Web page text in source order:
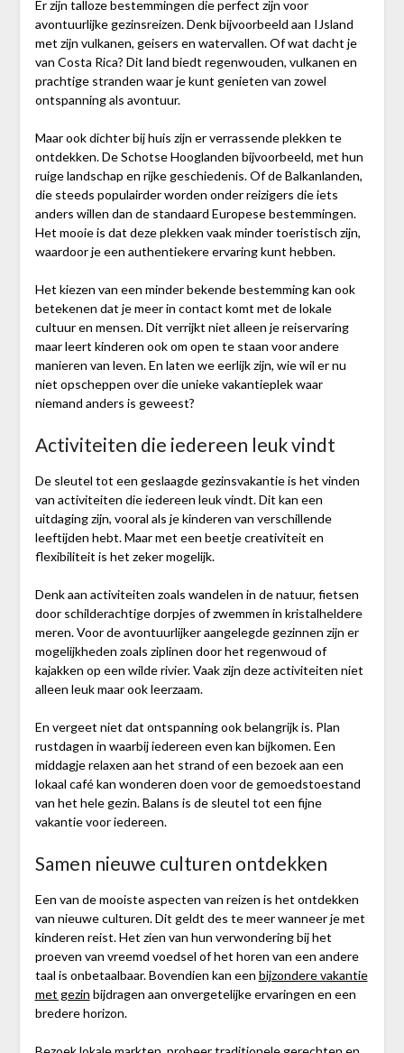
Er zijn talloze bestemmingen die perfect zijn voor
avontuurlijke gezinsreizen. Denk bijvoorbeeld aan IJsland
met zijn vulkanen, geisers en watervallen. Of wat dacht je
van Costa Rica? Dit land biedt regenwouden, vulkanen en
prachtige stranden waar je kunt genieten van zowel
ontspanning als avontuur.
Maar ook dichter bij huis zijn er verrassende plekken te
ontdekken. De Schotse Hooglanden bijvoorbeeld, met hun
ruige landschap en rijke geschiedenis. Of de Balkanlanden,
die steeds populairder worden onder reizigers die iets
anders willen dan de standaard Europese bestemmingen.
Het mooie is dat deze plekken vaak minder toeristisch zijn,
waardoor je een authentiekere ervaring kunt hebben.
Het kiezen van een minder bekende bestemming kan ook
betekenen dat je meer in contact komt met de lokale
cultuur en mensen. Dit verrijkt niet alleen je reiservaring
maar leert kinderen ook om open te staan voor andere
manieren van leven. En laten we eerlijk zijn, wie wil er nu
niet opscheppen over die unieke vakantieplek waar
niemand anders is geweest?
Activiteiten die iedereen leuk vindt
De sleutel tot een geslaagde gezinsvakantie is het vinden
van activiteiten die iedereen leuk vindt. Dit kan een
uitdaging zijn, vooral als je kinderen van verschillende
leeftijden hebt. Maar met een beetje creativiteit en
flexibiliteit is het zeker mogelijk.
Denk aan activiteiten zoals wandelen in de natuur, fietsen
door schilderachtige dorpjes of zwemmen in kristalheldere
meren. Voor de avontuurlijker aangelegde gezinnen zijn er
mogelijkheden zoals ziplinen door het regenwoud of
kajakken op een wilde rivier. Vaak zijn deze activiteiten niet
alleen leuk maar ook leerzaam.
En vergeet niet dat ontspanning ook belangrijk is. Plan
rustdagen in waarbij iedereen even kan bijkomen. Een
middagje relaxen aan het strand of een bezoek aan een
lokaal café kan wonderen doen voor de gemoedstoestand
van het hele gezin. Balans is de sleutel tot een fijne
vakantie voor iedereen.
Samen nieuwe culturen ontdekken
Een van de mooiste aspecten van reizen is het ontdekken
van nieuwe culturen. Dit geldt des te meer wanneer je met
kinderen reist. Het zien van hun verwondering bij het
proeven van vreemd voedsel of het horen van een andere
taal is onbetaalbaar. Bovendien kan een bijzondere vakantie
met gezin bijdragen aan onvergetelijke ervaringen en een
bredere horizon.